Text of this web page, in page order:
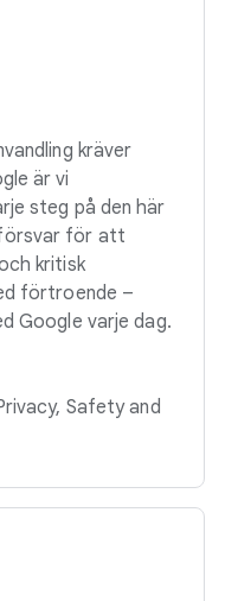
kräver
är vi
steg på den här
för att
kritisk
förtroende –
Google varje dag.
Safety and